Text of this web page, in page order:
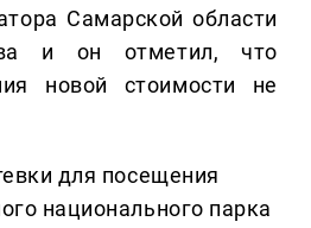
Самарской области
и он отметил, что
новой стоимости не
для посещения
национального парка